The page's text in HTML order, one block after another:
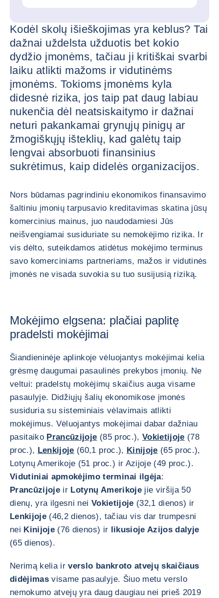
Kodėl skolų išieškojimas yra keblus? Tai
dažnai uždelsta užduotis bet kokio
dydžio įmonėms, tačiau ji kritiškai svarbi
laiku atlikti mažoms ir vidutinėms
įmonėms. Tokioms įmonėms kyla
didesnė rizika, jos taip pat daug labiau
nukenčia dėl neatsiskaitymo ir dažnai
neturi pakankamai grynųjų pinigų ar
žmogiškųjų išteklių, kad galėtų taip
lengvai absorbuoti finansinius
sukrėtimus, kaip didelės organizacijos.
Nors būdamas pagrindiniu ekonomikos finansavimo
šaltiniu įmonių tarpusavio kreditavimas skatina jūsų
komercinius mainus, juo naudodamiesi Jūs
neišvengiamai susiduriate su nemokėjimo rizika. Ir
vis dėlto, suteikdamos atidėtus mokėjimo terminus
savo komerciniams partneriams, mažos ir vidutinės
įmonės ne visada suvokia su tuo susijusią riziką.
Mokėjimo elgsena: plačiai paplitę
pradelsti mokėjimai
Šiandieninėje aplinkoje vėluojantys mokėjimai kelia
grėsmę daugumai pasaulinės prekybos įmonių. Ne
veltui: pradelstų mokėjimų skaičius auga visame
pasaulyje. Didžiųjų šalių ekonomikose įmonės
susiduria su sisteminiais vėlavimais atlikti
mokėjimus. Vėluojantys mokėjimai dabar dažniau
pasitaiko Prancūzijoje (85 proc.), Vokietijoje (78
proc.), Lenkijoje (60,1 proc.), Kinijoje (65 proc.),
Lotynų Amerikoje (51 proc.) ir Azijoje (49 proc.).
Vidutiniai apmokėjimo terminai ilgėja:
Prancūzijoje ir Lotynų Amerikojejie viršija 50
dienų, yra ilgesni nei Vokietijoje (32,1 dienos) ir
Lenkijoje (46,2 dienos), tačiau vis dar trumpesni
nei Kinijoje (76 dienos) ir likusioje Azijos dalyje
(65 dienos).
Nerimą kelia irverslo bankroto atvejų skaičiaus
didėjimas visame pasaulyje. Šiuo metu verslo
nemokumo atvejų yra daug daugiau nei prieš 2019